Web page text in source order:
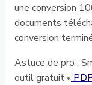
une conversion
documents
conversion
Astuce de pro :
outil gratuit «